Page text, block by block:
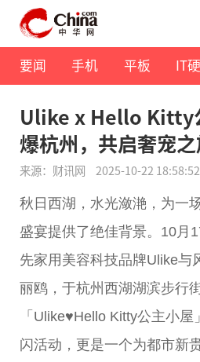
要闻 手机 平板 IT
Ulike x Hello Kitty
爆杭州，共启奢宠
来源：财讯网 2025-10-22 18:58:52
秋日西湖，水光潋滟，为一
盛宴提供了绝佳背景。10月
先家用美容科技品牌Ulike与
丽鸥，于杭州西湖湖滨步行
「Ulike♥Hello Kitty公主小
闪活动，更是一个为都市新